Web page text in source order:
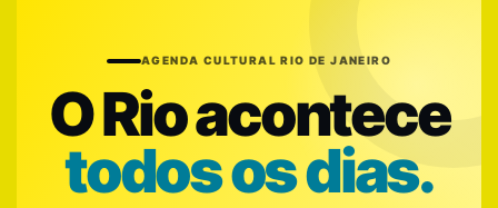
AGENDA CULTURAL RIO DE JANEIRO
O Rio acontece
todos os dias.